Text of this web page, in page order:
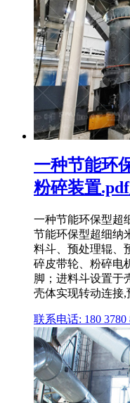
一种节能环
粉碎装置
一种节能环保型超
节能环保型超细纳
料斗、预处理辊、
碎皮带轮、粉碎电
脚；进料斗设置于
壳体实现转动连接,
联系电话: 180 3780